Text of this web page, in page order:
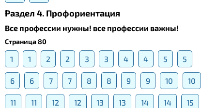
Раздел 4. Профориентация
Все профессии нужны! все профессии важны!
Страница 80
1 1 2 2 3 3 4 4 5 5
6 6 7 7 8 8 9 9 10 10
11 11 12 12 13 13 14 14 15